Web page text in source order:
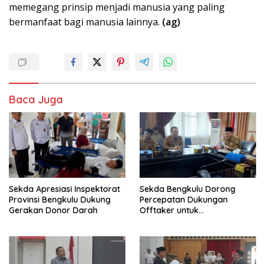
memegang prinsip menjadi manusia yang paling
bermanfaat bagi manusia lainnya. (ag)
Baca Juga
Sekda Apresiasi Inspektorat
Provinsi Bengkulu Dukung
Gerakan Donor Darah
Sekda Bengkulu Dorong
Percepatan Dukungan
Offtaker untuk